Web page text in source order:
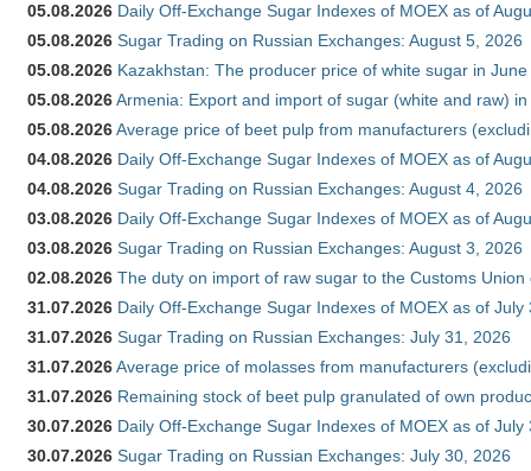
05.08.2026 Daily Off-Exchange Sugar Indexes of MOEX as of
05.08.2026 Sugar Trading on Russian Exchanges: August 5, 2026
05.08.2026 Kazakhstan: The producer price of white sugar in
05.08.2026Armenia: Export and import of sugar (white and raw)
05.08.2026Average price of beet pulp from manufacturers
04.08.2026 Daily Off-Exchange Sugar Indexes of MOEX as of
04.08.2026 Sugar Trading on Russian Exchanges: August 4, 2026
03.08.2026 Daily Off-Exchange Sugar Indexes of MOEX as of
03.08.2026 Sugar Trading on Russian Exchanges: August 3, 2026
02.08.2026 The duty on import of raw sugar to the Customs
31.07.2026 Daily Off-Exchange Sugar Indexes of MOEX as of July
31.07.2026 Sugar Trading on Russian Exchanges: July 31, 2026
31.07.2026Average price of molasses from manufacturers
31.07.2026 Remaining stock of beet pulp granulated of own
30.07.2026 Daily Off-Exchange Sugar Indexes of MOEX as of July
30.07.2026 Sugar Trading on Russian Exchanges: July 30, 2026